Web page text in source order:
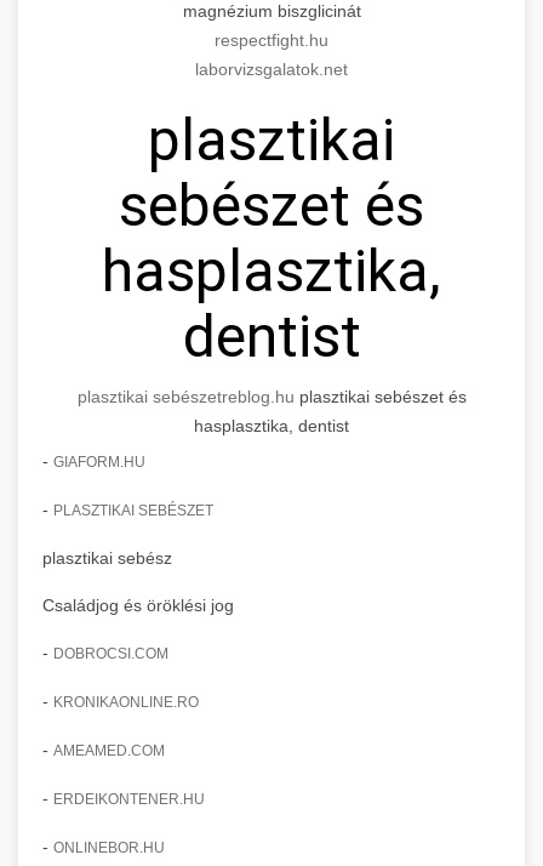
magnézium biszglicinát
respectfight.hu
laborvizsgalatok.net
plasztikai
sebészet és
hasplasztika,
dentist
plasztikai sebészetreblog.hu plasztikai sebészet és
hasplasztika, dentist
- GIAFORM.HU
- PLASZTIKAI SEBÉSZET
plasztikai sebész
Családjog és öröklési jog
- DOBROCSI.COM
- KRONIKAONLINE.RO
- AMEAMED.COM
- ERDEIKONTENER.HU
- ONLINEBOR.HU